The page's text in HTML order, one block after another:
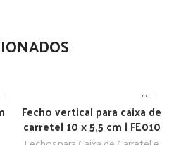
Fecho vertical para caixa de
carretel 10 x 5,5 cm | FE010